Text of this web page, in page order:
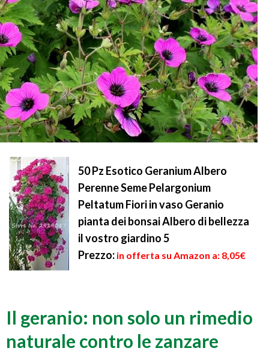
50 Pz Esotico Geranium Albero
Perenne Seme Pelargonium
Peltatum Fiori in vaso Geranio
pianta dei bonsai Albero di bellezza
il vostro giardino 5
Prezzo: in offerta su Amazon a: 8,05€
Il geranio: non solo un rimedio
naturale contro le zanzare